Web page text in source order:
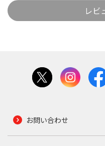
レビ
お問い合わせ